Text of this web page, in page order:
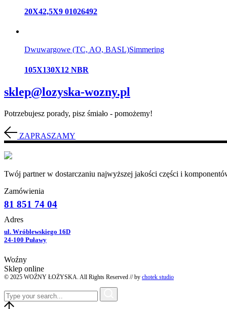
20X42,5X9 01026492
Dwuwargowe (TC, AO, BASL)Simmering
105X130X12 NBR
sklep@lozyska-wozny.pl
Potrzebujesz porady, pisz śmiało - pomożemy!
ZAPRASZAMY
Twój partner w dostarczaniu najwyższej jakości części i
Zamówienia
81 851 74 04
Adres
ul. Wróblewskiego 16D
24-100 Puławy
Woźny
Sklep online
© 2025 WOŹNY ŁOŻYSKA. All Rights Reserved // by chotek studio